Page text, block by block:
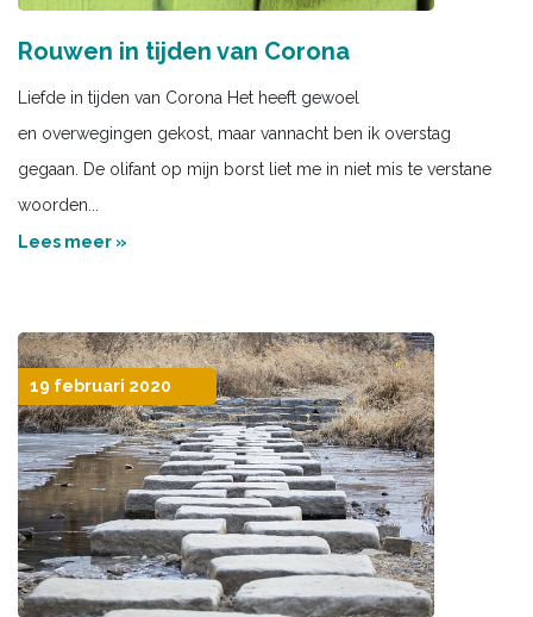
Rouwen in tijden van Corona
Liefde in tijden van Corona Het heeft gewoel
en overwegingen gekost, maar vannacht ben ik overstag
gegaan. De olifant op mijn borst liet me in niet mis te verstane
woorden...
Lees meer »
19 februari 2020